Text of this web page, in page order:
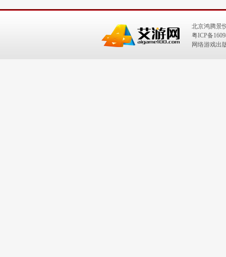
北京鸿腾景
粤ICP备
网络游戏出